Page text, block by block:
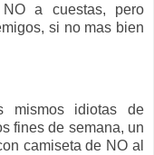
a cuestas, pero
si no mas bien
mismos idiotas de
fines de semana, un
camiseta de NO al